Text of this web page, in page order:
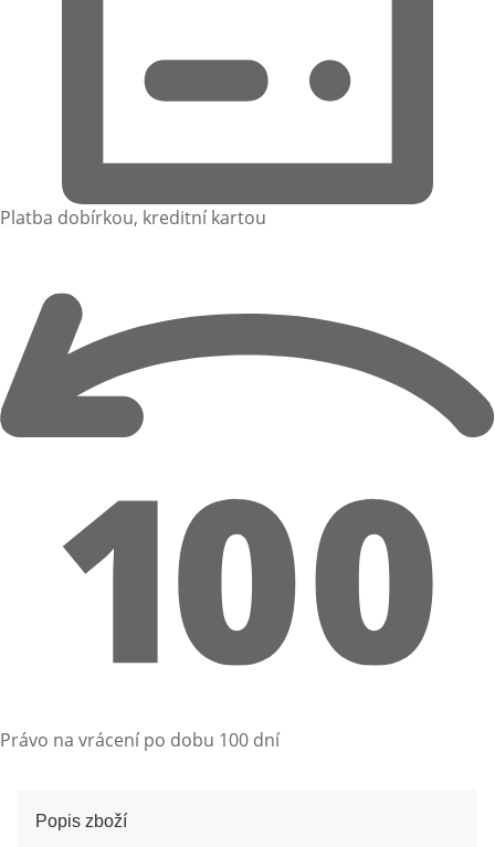
Platba dobírkou, kreditní kartou
Právo na vrácení po dobu 100 dní
Popis zboží